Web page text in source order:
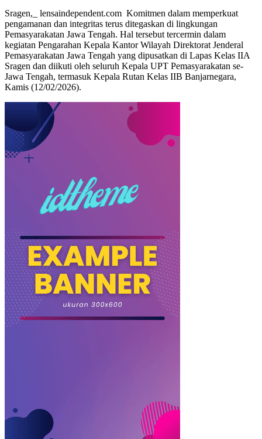
Sragen,_ lensaindependent.com Komitmen dalam memperkuat
pengamanan dan integritas terus ditegaskan di lingkungan
Pemasyarakatan Jawa Tengah. Hal tersebut tercermin dalam
kegiatan Pengarahan Kepala Kantor Wilayah Direktorat Jenderal
Pemasyarakatan Jawa Tengah yang dipusatkan di Lapas Kelas IIA
Sragen dan diikuti oleh seluruh Kepala UPT Pemasyarakatan se-
Jawa Tengah, termasuk Kepala Rutan Kelas IIB Banjarnegara,
Kamis (12/02/2026).